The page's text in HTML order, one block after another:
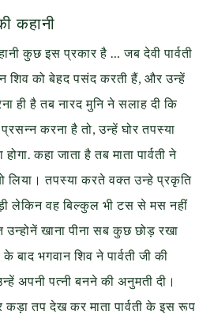
कहानी
कुछ इस प्रकार है … जब देवी पार्वती
शिव को बेहद पसंद करती हैं, और उन्‍हें
ही है तब नारद मुनि ने सलाह दी कि
करना है तो, उन्‍हें घोर तपस्या
कहा जाता है तब माता पार्वती ने
लिया। तपस्‍या करते वक्‍त उन्‍हे प्रकृति
लेकिन वह बिल्‍कुल भी टस से मस नहीं
खाना पीना सब कुछ छोड़ रखा
बाद भगवान शिव ने पार्वती जी की
अपनी पत्‍नी बनने की अनुमती दी।
तप देख कर माता पार्वती के इस रूप